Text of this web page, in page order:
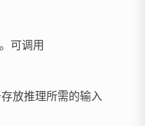
可调用
放推理所需的输入